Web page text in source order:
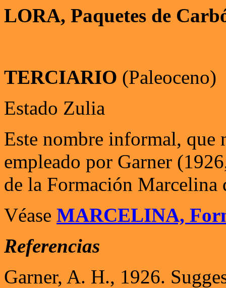
LORA, Paquetes de
TERCIARIO (Paleoceno)
Estado Zulia
Este nombre informal, que
empleado por Garner
de la Formación Marcelina
Véase MARCELINA,
Referencias
Garner, A. H., 1926.